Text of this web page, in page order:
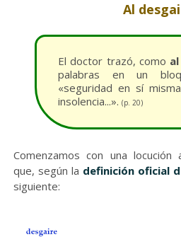
Al
El doctor trazó, como
palabras en un
«seguridad en sí
insolencia...». (p. 20)
Comenzamos con una locución
que, según la definición oficial
siguiente: